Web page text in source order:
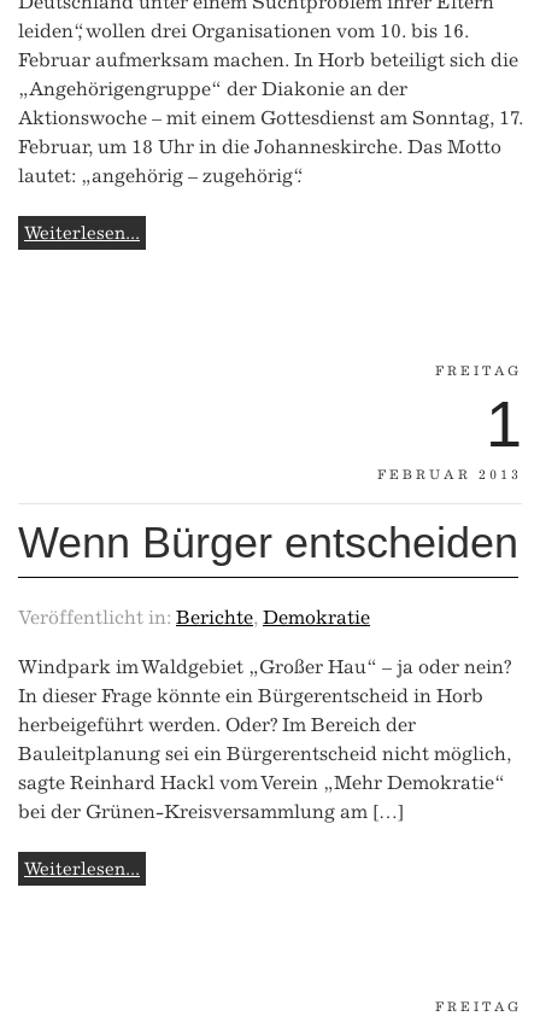
leiden“, wollen drei Organisationen vom 10. bis 16.
Februar aufmerksam machen. In Horb beteiligt sich die
„Angehörigengruppe“ der Diakonie an der
Aktionswoche – mit einem Gottesdienst am Sonntag, 17.
Februar, um 18 Uhr in die Johanneskirche. Das Motto
lautet: „angehörig – zugehörig“.
Weiterlesen...
FREITAG
1
FEBRUAR 2013
Wenn Bürger entscheiden
Veröffentlicht in: Berichte, Demokratie
Windpark im Waldgebiet „Großer Hau“ – ja oder nein?
In dieser Frage könnte ein Bürgerentscheid in Horb
herbeigeführt werden. Oder? Im Bereich der
Bauleitplanung sei ein Bürgerentscheid nicht möglich,
sagte Reinhard Hackl vom Verein „Mehr Demokratie“
bei der Grünen-Kreisversammlung am […]
Weiterlesen...
FREITAG